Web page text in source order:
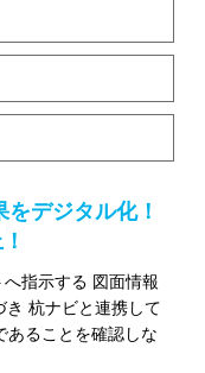
デジタル化！
指示する 図面情報
き 杭ナビと連携して
あることを確認しな